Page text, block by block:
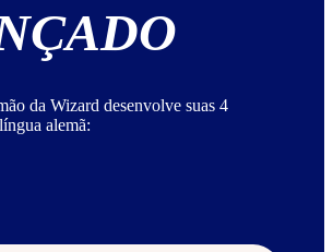
da Wizard desenvolve suas 4
alemã: